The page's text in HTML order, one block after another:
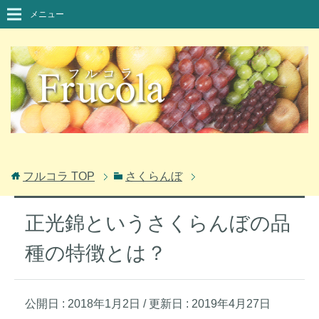
メニュー
フルコラ TOP さくらんぼ
正光錦というさくらんぼの品
種の特徴とは？
公開日 : 2018年1月2日 / 更新日 : 2019年4月27日